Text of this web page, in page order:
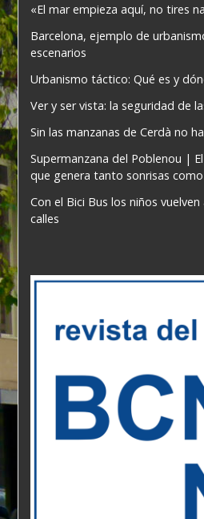
«El mar empieza aquí, no tires
Barcelona, ejemplo de
escenarios
Urbanismo táctico: Qué es y
Ver y ser vista: la seguridad de
Sin las manzanas de Cerdà no
Supermanzana del Poblenou |
que genera tanto sonrisas
Con el Bici Bus los niños
calles